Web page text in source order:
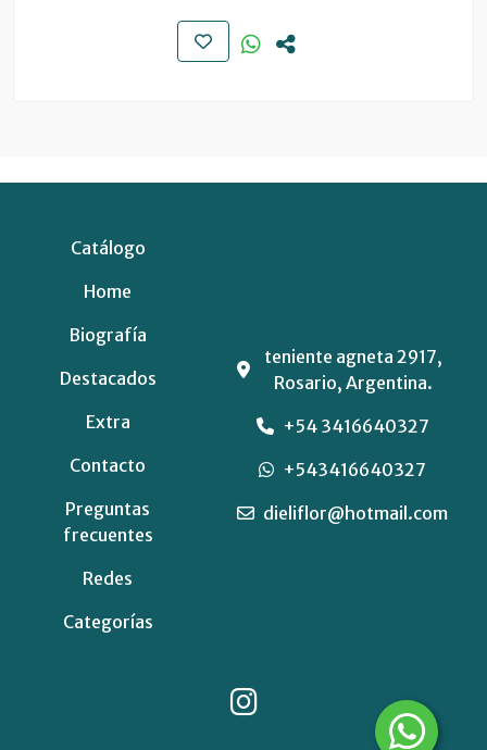
Catálogo
Home
Biografía
Destacados
Extra
Contacto
Preguntas
frecuentes
Redes
Categorías
teniente agneta 2917,
Rosario, Argentina.
+54 3416640327
+543416640327
dieliflor@hotmail.com